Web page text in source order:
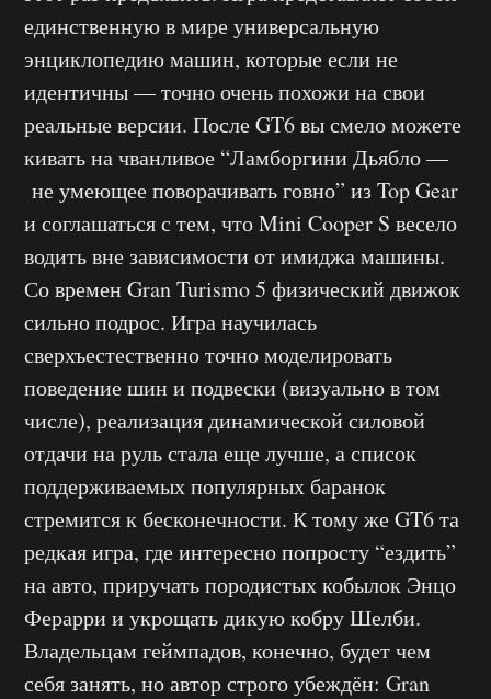
единственную в мире универсальную
энциклопедию машин, которые если не
идентичны — точно очень похожи на свои
реальные версии. После GT6 вы смело можете
кивать на чванливое “Ламборгини Дьябло —
не умеющее поворачивать говно” из Top Gear
и соглашаться с тем, что Mini Cooper S весело
водить вне зависимости от имиджа машины.
Со времен Gran Turismo 5 физический движок
сильно подрос. Игра научилась
сверхъестественно точно моделировать
поведение шин и подвески (визуально в том
числе), реализация динамической силовой
отдачи на руль стала еще лучше, а список
поддерживаемых популярных баранок
стремится к бесконечности. К тому же GT6 та
редкая игра, где интересно попросту “ездить”
на авто, приручать породистых кобылок Энцо
Ферарри и укрощать дикую кобру Шелби.
Владельцам геймпадов, конечно, будет чем
себя занять, но автор строго убеждён: Gran